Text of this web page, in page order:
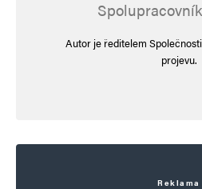
Uložit do prohlížeče jméno, e-mail a
Autor je ředitelem
projevu.
Reklama